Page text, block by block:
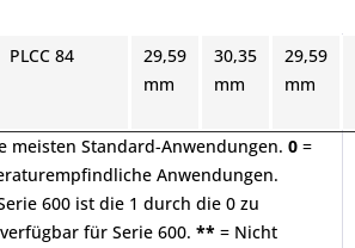
PLCC 84
29,59
mm
30,35
mm
29,59
mm
meisten Standard-Anwendungen. 0 =
Anwendungen.
600 ist die 1 durch die 0 zu
für Serie 600. ** = Nicht